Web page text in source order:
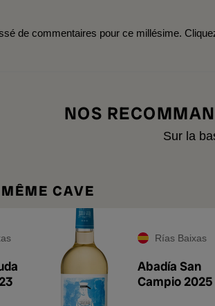
de commentaires pour ce millésime.
NOS
Sur la
CAVE
Rías Baixas
Abadía San
Campio 2025